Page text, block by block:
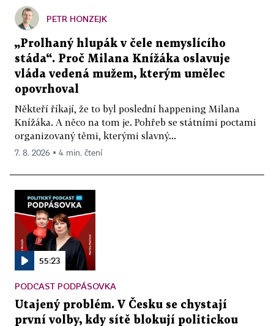
PETR HONZEJK
„Prolhaný hlupák v čele nemyslícího
stáda“. Proč Milana Knížáka oslavuje
vláda vedená mužem, kterým umělec
opovrhoval
Někteří říkají, že to byl poslední happening Milana
Knížáka. A něco na tom je. Pohřeb se státními poctami
organizovaný těmi, kterými slavný...
7. 8. 2026 ▪ 4 min. čtení
55:23
PODCAST PODPÁSOVKA
Utajený problém. V Česku se chystají
první volby, kdy sítě blokují politickou